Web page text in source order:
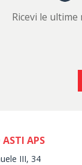
Ricevi le ultime
APS
III, 34